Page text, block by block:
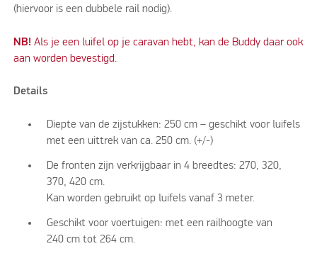
(hiervoor is een dubbele rail nodig).
NB! Als je een luifel op je caravan hebt, kan de Buddy daar ook
aan worden bevestigd.
Details
Diepte van de zijstukken: 250 cm – geschikt voor luifels
met een uittrek van ca. 250 cm. (+/-)
De fronten zijn verkrijgbaar in 4 breedtes: 270, 320,
370, 420 cm.
Kan worden gebruikt op luifels vanaf 3 meter.
Geschikt voor voertuigen: met een railhoogte van
240 cm tot 264 cm.